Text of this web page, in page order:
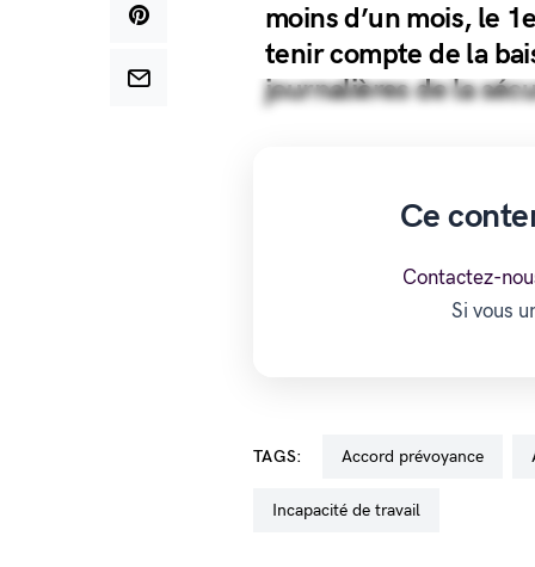
moins d’un mois, le
tenir compte de la
journalières de la
Ce
Contactez-
Si vous
TAGS: accord prévoyance
incapacité de travail